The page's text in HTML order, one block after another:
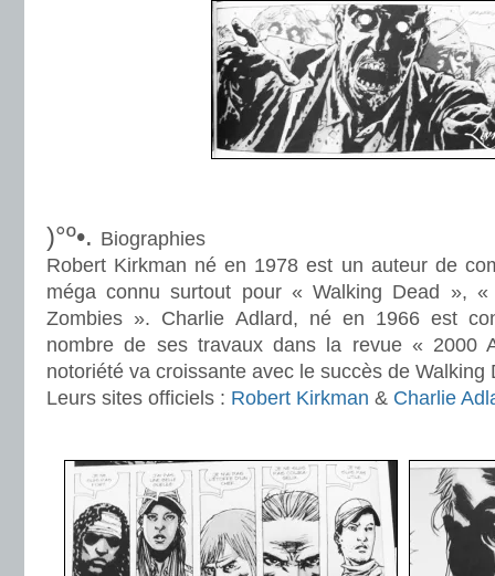
)°º•. Biographies
Robert Kirkman né en 1978 est un auteur de
méga connu surtout pour « Walking Dead »,
Zombies ». Charlie Adlard, né en 1966 est
nombre de ses travaux dans la revue « 2000
notoriété va croissante avec le succès de Walking
Leurs sites officiels : Robert Kirkman & Charlie